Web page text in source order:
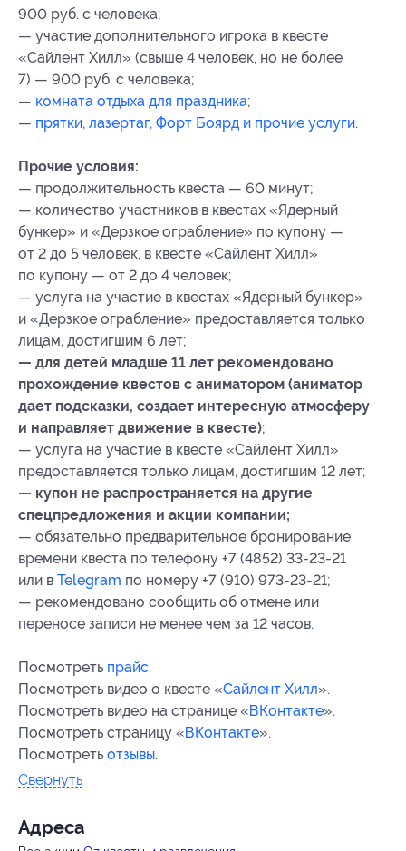
900 руб. с человека;
— участие дополнительного игрока в квесте
«Сайлент Хилл» (свыше 4 человек, но не более
7) — 900 руб. с человека;
— комната отдыха для праздника;
— прятки, лазертаг, Форт Боярд и прочие услуги.
Прочие условия:
— продолжительность квеста — 60 минут;
— количество участников в квестах «Ядерный
бункер» и «Дерзкое ограбление» по купону —
от 2 до 5 человек, в квесте «Сайлент Хилл»
по купону — от 2 до 4 человек;
— услуга на участие в квестах «Ядерный бункер»
и «Дерзкое ограбление» предоставляется только
лицам, достигшим 6 лет;
— для детей младше 11 лет рекомендовано
прохождение квестов с аниматором (аниматор
дает подсказки, создает интересную атмосферу
и направляет движение в квесте);
— услуга на участие в квесте «Сайлент Хилл»
предоставляется только лицам, достигшим 12 лет;
— купон не распространяется на другие
спецпредложения и акции компании;
— обязательно предварительное бронирование
времени квеста по телефону +7 (4852) 33-23-21
или в Telegram по номеру +7 (910) 973-23-21;
— рекомендовано сообщить об отмене или
переносе записи не менее чем за 12 часов.
Посмотреть прайс.
Посмотреть видео о квесте «Сайлент Хилл».
Посмотреть видео на странице «ВКонтакте».
Посмотреть страницу «ВКонтакте».
Посмотреть отзывы.
Свернуть
Адресa